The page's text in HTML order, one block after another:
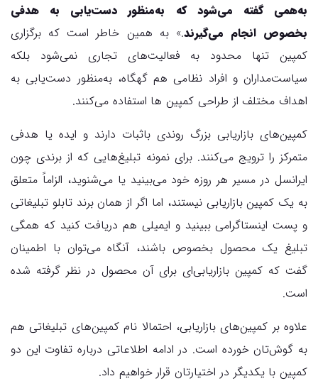
به‌همی گفته می‌شود که به‌منظور دست‌یابی به هدفی
بخصوص انجام می‌گیرند.» به همین خاطر است که برگزاری
کمپین تنها محدود به فعالیت‌های تجاری نمی‌شود بلکه
سیاست‌مداران و افراد نظامی هم گهگاه، به‌منظور دست‌یابی به
اهداف مختلف از طراحی کمپین ها استفاده می‌کنند.
کمپین‌های بازاریابی بزرگ روندی باثبات دارند و ایده‌ یا هدفی
متمرکز را ترویج می‌کنند. برای نمونه تبلیغ‌هایی که از برندی چون
ایرانسل در مسیر هر روزه خود می‌بینید یا می‌شنوید، الزاماً متعلق
به یک کمپین بازاریابی نیستند، اما اگر از همان برند تابلو تبلیغاتی
و پست اینستاگرامی ببینید و ایمیلی هم دریافت کنید که همگی
تبلیغ یک محصول بخصوص باشند، آنگاه می‌توان با اطمینان
گفت که کمپین بازاریابی‌ای برای آن محصول در نظر گرفته شده
است.
علاوه بر کمپین‌های بازاریابی، احتمالا نام کمپین‌های تبلیغاتی هم
به گوش‌تان خورده است. در ادامه اطلاعاتی درباره تفاوت این دو
کمپین با یکدیگر در اختیارتان قرار خواهیم داد.